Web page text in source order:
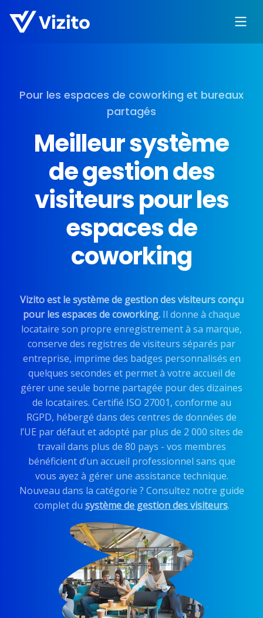
Pour les espaces de coworking et bureaux
partagés
Meilleur système
de gestion des
visiteurs pour les
espaces de
coworking
Vizito est le système de gestion des visiteurs conçu
pour les espaces de coworking. Il donne à chaque
locataire son propre enregistrement à sa marque,
conserve des registres de visiteurs séparés par
entreprise, imprime des badges personnalisés en
quelques secondes et permet à votre accueil de
gérer une seule borne partagée pour des dizaines
de locataires. Certifié ISO 27001, conforme au
RGPD, hébergé dans des centres de données de
l’UE par défaut et adopté par plus de 2 000 sites de
travail dans plus de 80 pays - vos membres
bénéficient d’un accueil professionnel sans que
vous ayez à gérer une assistance technique.
Nouveau dans la catégorie ? Consultez notre guide
complet du système de gestion des visiteurs.